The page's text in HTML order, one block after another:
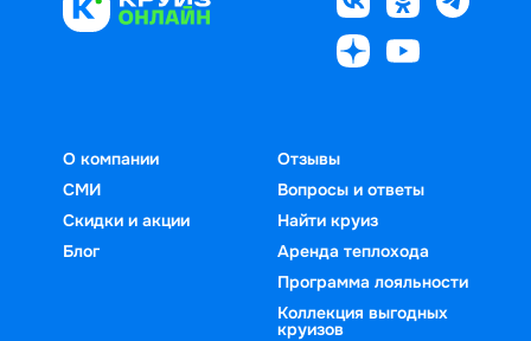
О компании
СМИ
Скидки и акции
Блог
Отзывы
Вопросы и ответы
Найти круиз
Аренда теплохода
Программа лояльности
Коллекция выгодных
круизов